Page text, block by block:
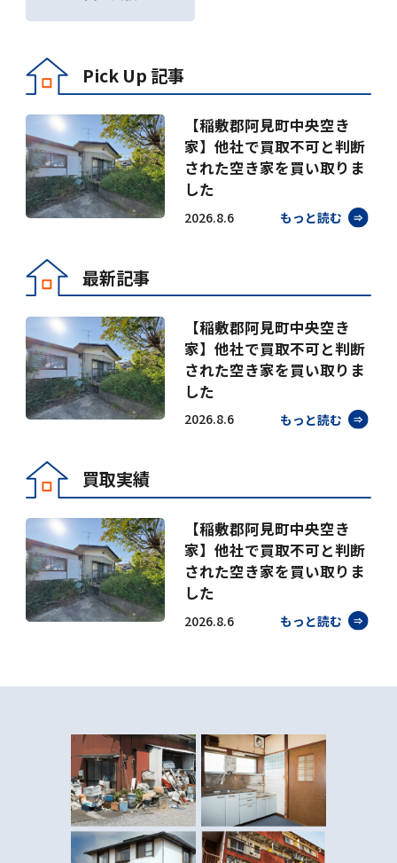
Pick Up 記事
【稲敷郡阿見町中央空き
家】他社で買取不可と判断
された空き家を買い取りま
した
2026.8.6 もっと読む
最新記事
【稲敷郡阿見町中央空き
家】他社で買取不可と判断
された空き家を買い取りま
した
2026.8.6 もっと読む
買取実績
【稲敷郡阿見町中央空き
家】他社で買取不可と判断
された空き家を買い取りま
した
2026.8.6 もっと読む